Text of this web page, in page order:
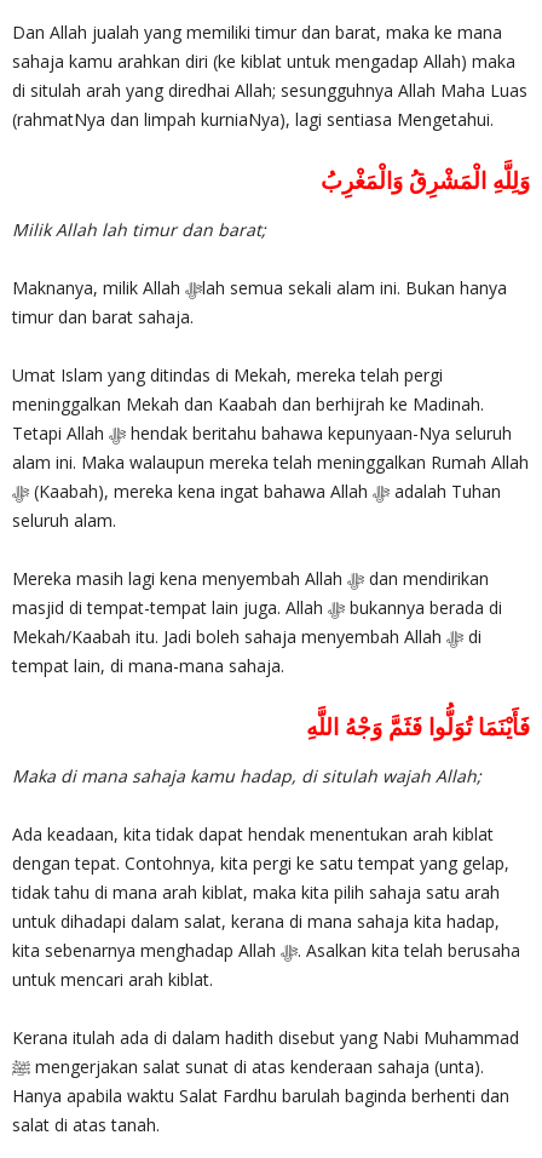
Dan Allah jualah yang memiliki timur dan barat, maka ke mana
sahaja kamu arahkan diri (ke kiblat untuk mengadap Allah) maka
di situlah arah yang diredhai Allah; sesungguhnya Allah Maha Luas
(rahmatNya dan limpah kurniaNya), lagi sentiasa Mengetahui.
وَلِلَّهِ الْمَشْرِقُ وَالْمَغْرِبُ
Milik Allah lah timur dan barat;
Maknanya, milik Allah ‎ﷻlah semua sekali alam ini. Bukan hanya
timur dan barat sahaja.
Umat Islam yang ditindas di Mekah, mereka telah pergi
meninggalkan Mekah dan Kaabah dan berhijrah ke Madinah.
Tetapi Allah ‎ﷻ hendak beritahu bahawa kepunyaan-Nya seluruh
alam ini. Maka walaupun mereka telah meninggalkan Rumah Allah
seluruh alam.
Mereka masih lagi kena menyembah Allah ‎ﷻ dan mendirikan
masjid di tempat-tempat lain juga. Allah ‎ﷻ bukannya berada di
Mekah/Kaabah itu. Jadi boleh sahaja menyembah Allah ‎ﷻ di
tempat lain, di mana-mana sahaja.
فَأَيْنَمَا تُوَلُّوا فَثَمَّ وَجْهُ اللَّهِ
Maka di mana sahaja kamu hadap, di situlah wajah Allah;
Ada keadaan, kita tidak dapat hendak menentukan arah kiblat
dengan tepat. Contohnya, kita pergi ke satu tempat yang gelap,
tidak tahu di mana arah kiblat, maka kita pilih sahaja satu arah
untuk dihadapi dalam salat, kerana di mana sahaja kita hadap,
kita sebenarnya menghadap Allah ‎ﷻ. Asalkan kita telah berusaha
untuk mencari arah kiblat.
Kerana itulah ada di dalam hadith disebut yang Nabi Muhammad
ﷺ mengerjakan salat sunat di atas kenderaan sahaja (unta).
Hanya apabila waktu Salat Fardhu barulah baginda berhenti dan
salat di atas tanah.